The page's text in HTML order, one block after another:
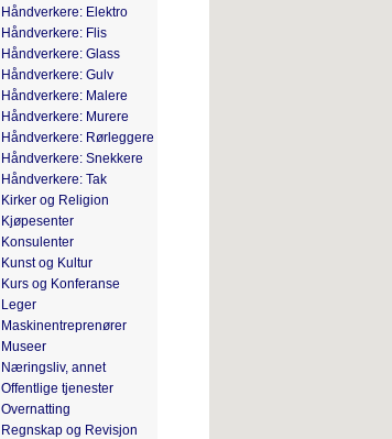
Håndverkere: Elektro
Håndverkere: Flis
Håndverkere: Glass
Håndverkere: Gulv
Håndverkere: Malere
Håndverkere: Murere
Håndverkere: Rørleggere
Håndverkere: Snekkere
Håndverkere: Tak
Kirker og Religion
Kjøpesenter
Konsulenter
Kunst og Kultur
Kurs og Konferanse
Leger
Maskinentreprenører
Museer
Næringsliv, annet
Offentlige tjenester
Overnatting
Regnskap og Revisjon